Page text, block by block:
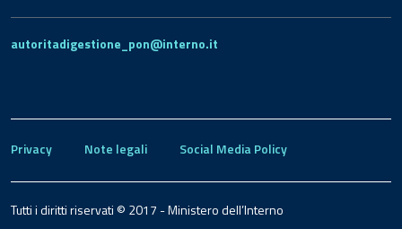
autoritadigestione_pon@interno.it
Privacy Note legali Social Media Policy
Tutti i diritti riservati © 2017 - Ministero dell’Interno